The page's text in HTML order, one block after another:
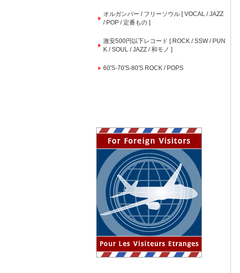
オルガンバー / フリーソウル [ VOCAL / JAZZ
/ POP / 定番もの ]
激安500円以下レコード [ ROCK / SSW / PUN
K / SOUL / JAZZ / 和モノ ]
60'S-70'S-80'S ROCK / POPS